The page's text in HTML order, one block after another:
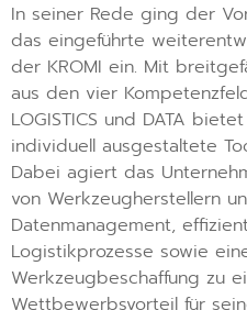
In seiner Rede ging der
das eingeführte
der KROMI ein. Mit
aus den vier
LOGISTICS und DATA
individuell ausgestaltete
Dabei agiert das
von Werkzeugherstellern
Datenmanagement,
Logistikprozesse sowie
Werkzeugbeschaffung zu
Wettbewerbsvorteil für